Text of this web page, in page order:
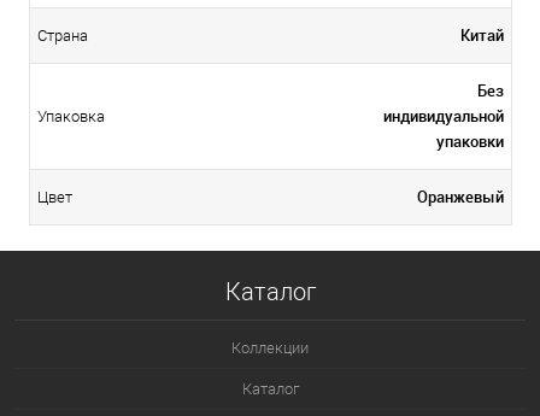
Страна Китай
Упаковка
Без
индивидуальной
упаковки
Цвет Оранжевый
Каталог
Коллекции
Каталог